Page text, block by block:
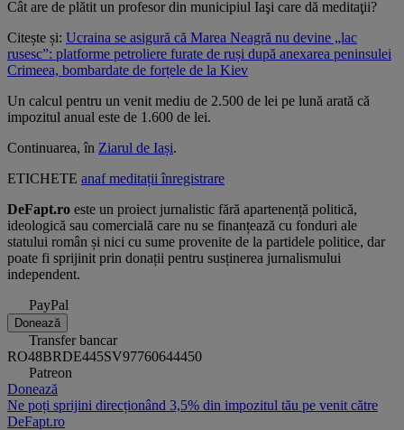
Cât are de plătit un profesor din municipiul Iaşi care dă meditaţii?
Citește și: Ucraina se asigură că Marea Neagră nu devine „lac
rusesc”: platforme petroliere furate de ruși după anexarea peninsulei
Crimeea, bombardate de forțele de la Kiev
Un calcul pentru un venit mediu de 2.500 de lei pe lună arată că
impozitul anual este de 1.600 de lei.
Continuarea, în Ziarul de Iași.
ETICHETE anafmeditații înregistrare
DeFapt.ro este un proiect jurnalistic fără apartenență politică,
ideologică sau comercială care nu se finanțează cu fonduri ale
statului român și nici cu sume provenite de la partidele politice, dar
poate fi sprijinit prin donații pentru susținerea jurnalismului
independent.
PayPal
Donează
Transfer bancar
RO48BRDE445SV97760644450
Patreon
Donează
Ne poți sprijini direcționând 3,5% din impozitul tău pe venit către
DeFapt.ro